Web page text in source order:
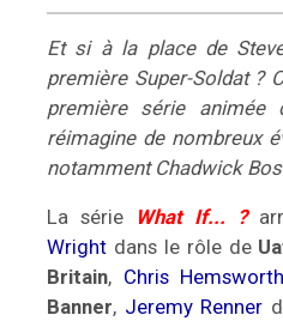
Et si à la place de
première Super-Soldat ?
première série animée
réimagine de nombreux
notamment Chadwick
La série What If... ?
Wright dans le rôle de
Britain, Chris Hemsworth
Banner, Jeremy Renner